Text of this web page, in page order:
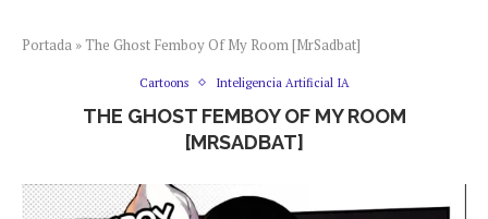
Portada »The Ghost Femboy Of My Room [MrSadbat]
Cartoons Inteligencia Artificial IA
THE GHOST FEMBOY OF MY ROOM
[MRSADBAT]